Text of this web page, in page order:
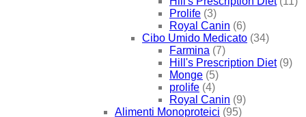
Prolife (3)
Royal Canin (6)
Cibo Umido Medicato (34)
Farmina (7)
Hill's Prescription Diet (9)
Monge (5)
prolife (4)
Royal Canin (9)
Alimenti Monoproteici (95)